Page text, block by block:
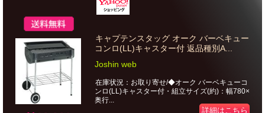
キャプテンスタッグ オーク バーベキュー
コンロ(LL)キャスター付 返品種別A...
Joshin web
在庫状況：お取り寄せ/◆オーク バーベキューコ
ンロ(LL)キャスター付・組立サイズ(約)：幅780×
奥行...
詳細はこちら